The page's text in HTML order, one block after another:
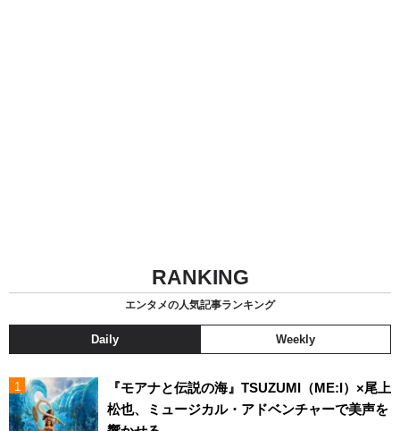
RANKING
エンタメの人気記事ランキング
Daily Weekly
『モアナと伝説の海』TSUZUMI（ME:I）×尾上
松也、ミュージカル・アドベンチャーで美声を